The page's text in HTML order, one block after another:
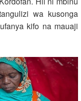
wa kusonga
kifo na mauaji